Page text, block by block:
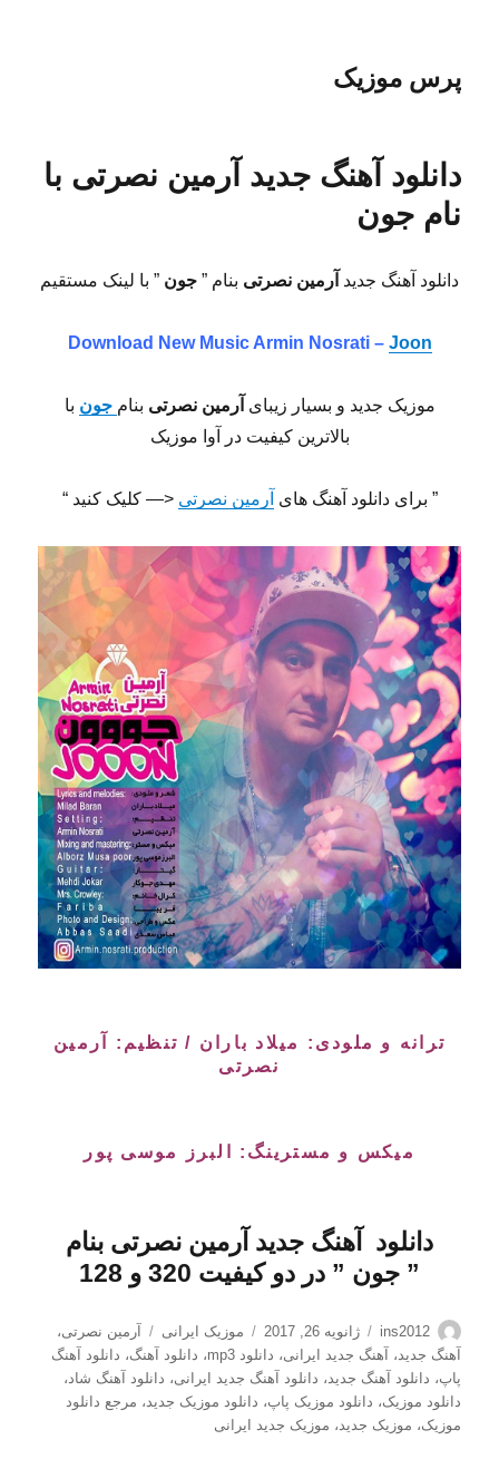
پرس موزیک
دانلود آهنگ جدید آرمین نصرتی با
نام جون
دانلود آهنگ جدید آرمین نصرتی بنام ” جون ” با لینک مستقیم
Download New MusicArmin Nosrati – Joon
موزیک جدید و بسیار زیبای آرمین نصرتی بنام جون با
بالاترین کیفیت در آوا موزیک
” برای دانلود آهنگ های آرمین نصرتی <— کلیک کنید “
ترانه و ملودی: میلاد باران / تنظیم: آرمین
نصرتی
میکس و مسترینگ: البرز موسی پور
دانلود آهنگ جدید آرمین نصرتی بنام
” جون ” در دو کیفیت 320 و 128
نویسنده
ins2012
ارسال
شده
در
ژانویه 26, 2017 دسته‌ها
موزیک ایرانی برچسب‌ها
آرمین نصرتی،
آهنگ جدید، آهنگ جدید ایرانی، دانلود mp3 ، دانلود آهنگ، دانلود آهنگ
پاپ، دانلود آهنگ جدید، دانلود آهنگ جدید ایرانی، دانلود آهنگ شاد،
دانلود موزیک، دانلود موزیک پاپ، دانلود موزیک جدید، مرجع دانلود
موزیک، موزیک جدید، موزیک جدید ایرانی